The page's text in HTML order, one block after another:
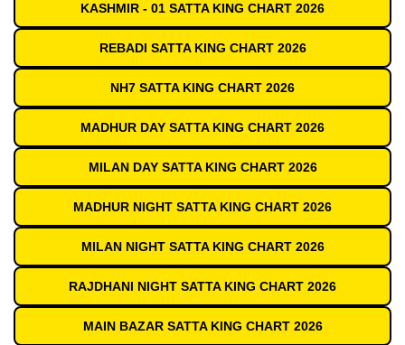
KASHMIR - 01 SATTA KING CHART 2026
REBADI SATTA KING CHART 2026
NH7 SATTA KING CHART 2026
MADHUR DAY SATTA KING CHART 2026
MILAN DAY SATTA KING CHART 2026
MADHUR NIGHT SATTA KING CHART 2026
MILAN NIGHT SATTA KING CHART 2026
RAJDHANI NIGHT SATTA KING CHART 2026
MAIN BAZAR SATTA KING CHART 2026